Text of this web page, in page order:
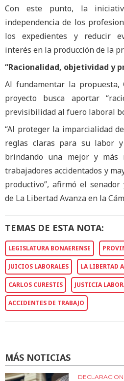
Con este punto, la
independencia de los
los expedientes y reducir
interés en la producción de la
“Racionalidad, objetividad y
Al fundamentar la propuesta,
proyecto busca aportar
previsibilidad al fuero laboral
“Al proteger la imparcialidad
reglas claras para su labor
brindando una mejor y más
trabajadores accidentados y
productivo”, afirmó el
de La Libertad Avanza en la
TEMAS DE ESTA NOTA:
LEGISLATURA BONAERENSE
JUICIOS LABORALES LA LIBERTAD
CARLOS CURESTIS JUSTICIA
ACCIDENTES DE TRABAJO
MÁS NOTICIAS